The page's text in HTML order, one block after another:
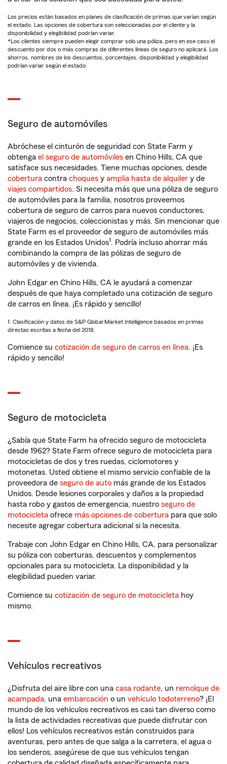
Los precios están basados en planes de clasificación de primas que varían según
el estado. Las opciones de cobertura son seleccionadas por el cliente y la
disponibilidad y elegibilidad podrían variar.
*Los clientes siempre pueden elegir comprar solo una póliza, pero en ese caso el
descuento por dos o más compras de diferentes líneas de seguro no aplicará. Los
ahorros, nombres de los descuentos, porcentajes, disponibilidad y elegibilidad
podrían variar según el estado.
Seguro de automóviles
Abróchese el cinturón de seguridad con State Farm y
obtenga el seguro de automóviles en Chino Hills, CA que
satisface sus necesidades. Tiene muchas opciones, desde
cobertura contra choques y amplia hasta de alquiler y de
viajes compartidos. Si necesita más que una póliza de seguro
de automóviles para la familia, nosotros proveemos
cobertura de seguro de carros para nuevos conductores,
viajeros de negocios, coleccionistas y más. Sin mencionar que
State Farm es el proveedor de seguro de automóviles más
grande en los Estados Unidos1. Podría incluso ahorrar más
combinando la compra de las pólizas de seguro de
automóviles y de vivienda.
John Edgar en Chino Hills, CA le ayudará a comenzar
después de que haya completado una cotización de seguro
de carros en línea. ¡Es rápido y sencillo!
1. Clasificación y datos de S&P Global Market Intelligence basados en primas
directas escritas a fecha del 2018.
Comience su cotización de seguro de carros en línea. ¡Es
rápido y sencillo!
Seguro de motocicleta
¿Sabía que State Farm ha ofrecido seguro de motocicleta
desde 1962? State Farm ofrece seguro de motocicleta para
motocicletas de dos y tres ruedas, ciclomotores y
motonetas. Usted obtiene el mismo servicio confiable de la
proveedora de seguro de auto más grande de los Estados
Unidos. Desde lesiones corporales y daños a la propiedad
hasta robo y gastos de emergencia, nuestro seguro de
motocicleta ofrece más opciones de cobertura para que solo
necesite agregar cobertura adicional si la necesita.
Trabaje con John Edgar en Chino Hills, CA, para personalizar
su póliza con coberturas, descuentos y complementos
opcionales para su motocicleta. La disponibilidad y la
elegibilidad pueden variar.
Comience su cotización de seguro de motocicleta hoy
mismo.
Vehículos recreativos
¿Disfruta del aire libre con una casa rodante, un remolque de
acampada, una embarcación o un vehículo todoterreno? ¡El
mundo de los vehículos recreativos es casi tan diverso como
la lista de actividades recreativas que puede disfrutar con
ellos! Los vehículos recreativos están construidos para
aventuras, pero antes de que salga a la carretera, el agua o
los senderos, asegúrese de que sus vehículos tengan